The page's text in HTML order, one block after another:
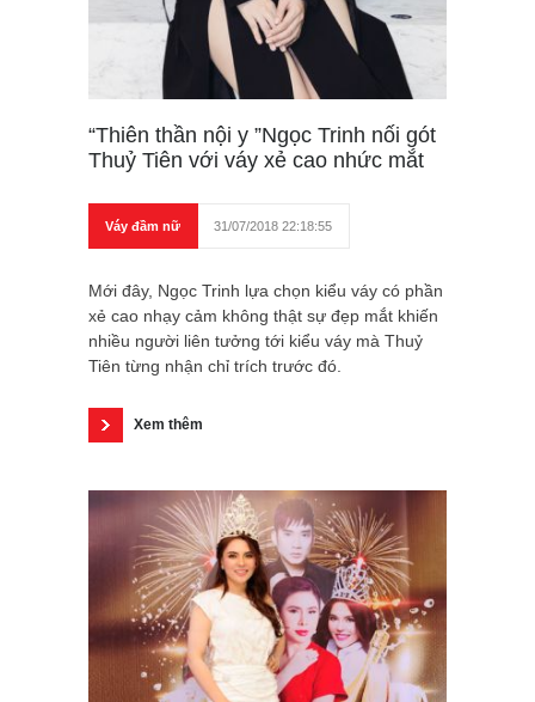
“Thiên thần nội y ”Ngọc Trinh nối gót
Thuỷ Tiên với váy xẻ cao nhức mắt
Váy đầm nữ 31/07/2018 22:18:55
Mới đây, Ngọc Trinh lựa chọn kiểu váy có phần
xẻ cao nhạy cảm không thật sự đẹp mắt khiến
nhiều người liên tưởng tới kiểu váy mà Thuỷ
Tiên từng nhận chỉ trích trước đó.
Xem thêm